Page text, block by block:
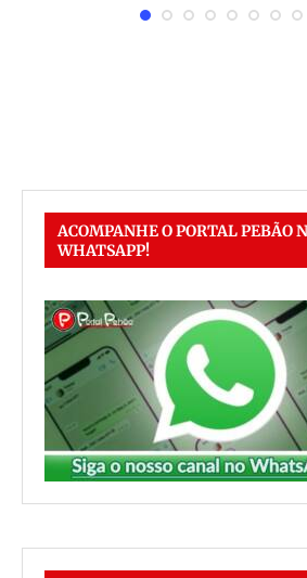
ACOMPANHE O PORTAL PEBÃO
WHATSAPP!